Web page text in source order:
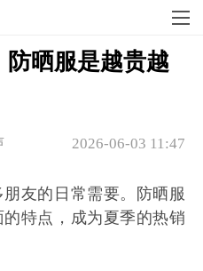
防晒服是越贵越
2026-06-03 11:47
友的日常需要。防晒服
特点，成为夏季的热销